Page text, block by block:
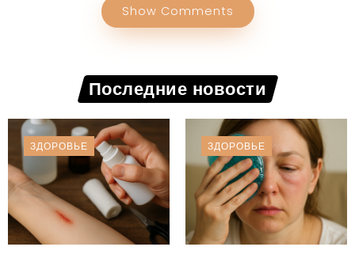
Show Comments
Последние новости
ЗДОРОВЬЕ ЗДОРОВЬЕ